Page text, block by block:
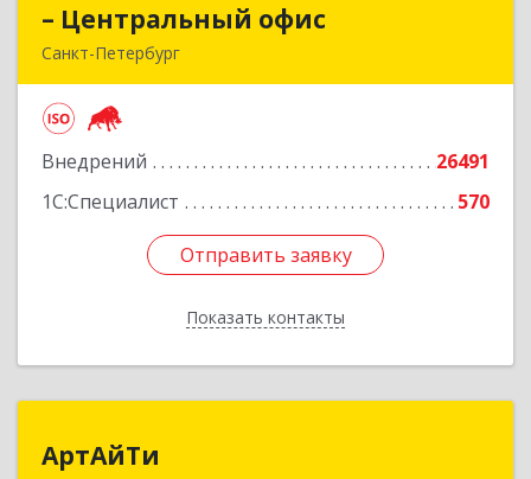
– Центральный офис
Санкт-Петербург
Внедрений
26491
1С:Специалист
570
Отправить заявку
Показать контакты
– Центральный офис
Отправить заявку
Назад
АртАйТи